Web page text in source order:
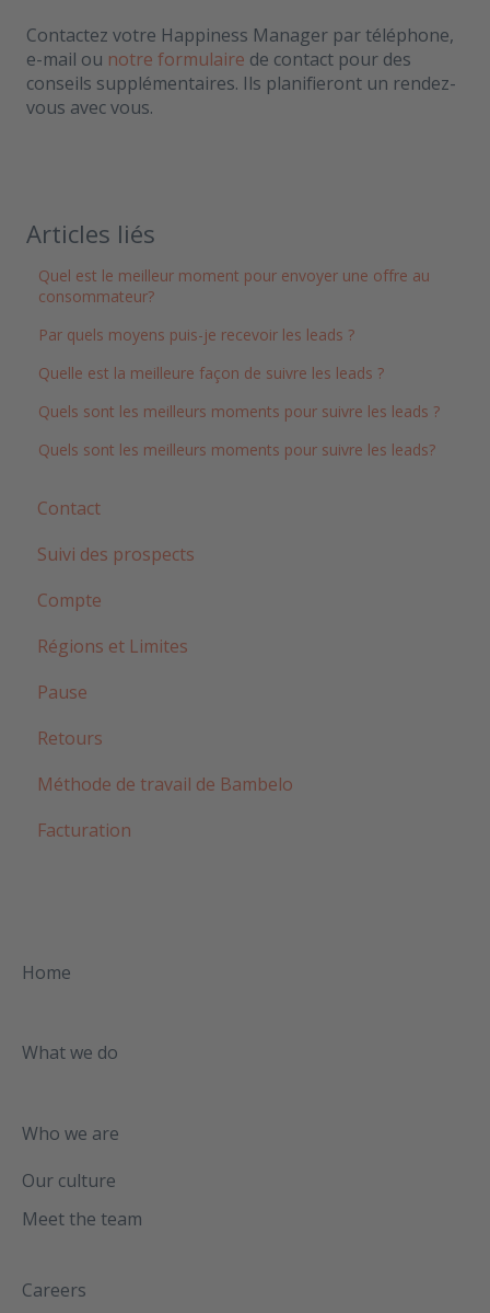
Contactez votre Happiness Manager par téléphone,
e-mail ou notre formulaire de contact pour des
conseils supplémentaires. Ils planifieront un rendez-
vous avec vous.
Articles liés
Quel est le meilleur moment pour envoyer une offre au
consommateur?
Par quels moyens puis-je recevoir les leads ?
Quelle est la meilleure façon de suivre les leads ?
Quels sont les meilleurs moments pour suivre les leads ?
Quels sont les meilleurs moments pour suivre les leads?
Contact
Suivi des prospects
Compte
Régions et Limites
Pause
Retours
Méthode de travail de Bambelo
Facturation
Home
What we do
Who we are
Our culture
Meet the team
Careers